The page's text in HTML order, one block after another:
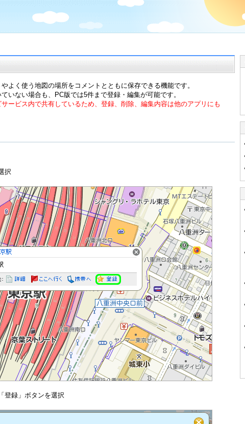
よく使う地図の場所をコメントとともに保存できる機能です。
いない場合も、PC版では5件まで登録・編集が可能です。
ービス内で共有しているため、登録、削除、編集内容は他のアプリにも
択
登録」ボタンを選択